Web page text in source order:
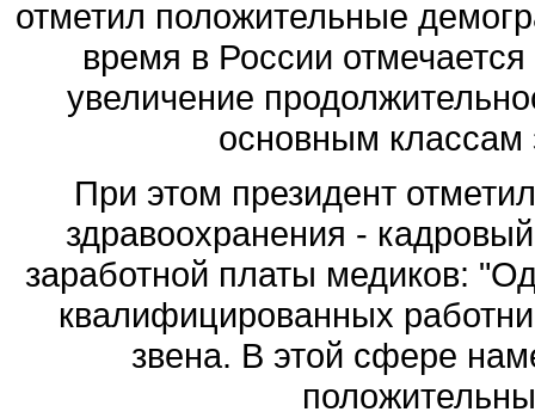
отметил положительные
время в России
увеличение
основным классам
При этом президент
здравоохранения -
заработной платы медиков:
квалифицированных
звена. В этой сфере